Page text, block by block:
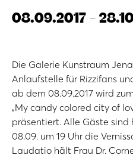
08.09.2017 -
Die Galerie Kunstraum
Anlaufstelle für Rizzifans
ab dem 08.09.2017 wird
„My candy colored city of
präsentiert. Alle Gäste
08.09. um 19 Uhr die
Laudatio hält Frau Dr.